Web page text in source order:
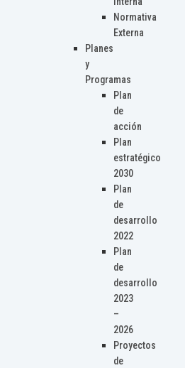
Normativa
Externa
Planes
y
Programas
Plan
de
acción
Plan
estratégico
2030
Plan
de
desarrollo
2022
Plan
de
desarrollo
2023
–
2026
Proyectos
de